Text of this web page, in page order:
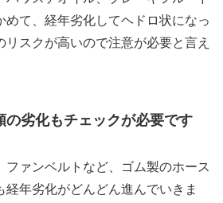
めて、経年劣化してヘドロ状になっ
リスクが高いので注意が必要と言え
の劣化もチェックが必要です
ファンベルトなど、ゴム製のホース
経年劣化がどんどん進んでいきま